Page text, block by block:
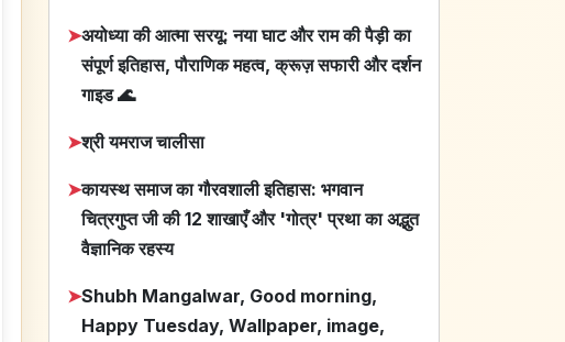
➤अयोध्या की आत्मा सरयू: नया घाट और राम की पैड़ी का
संपूर्ण इतिहास, पौराणिक महत्व, क्रूज़ सफारी और दर्शन
गाइड 🌊
➤श्री यमराज चालीसा
➤कायस्थ समाज का गौरवशाली इतिहास: भगवान
चित्रगुप्त जी की 12 शाखाएँ और 'गोत्र' प्रथा का अद्भुत
वैज्ञानिक रहस्य
➤Shubh Mangalwar, Good morning,
Happy Tuesday, Wallpaper, image,